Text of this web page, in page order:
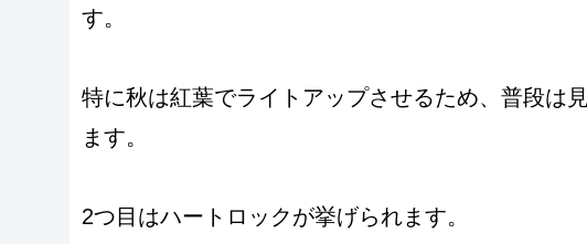
す。
特に秋は紅葉でライトアップさせるため、普段は
ます。
2つ目はハートロックが挙げられます。